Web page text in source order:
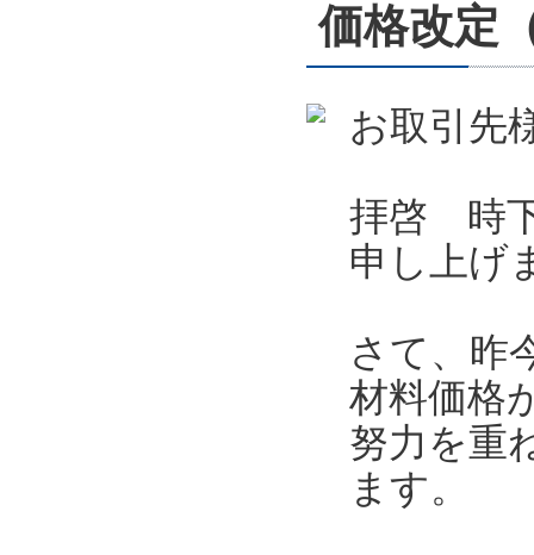
価格改定
お取引先
拝啓 時
申し上げ
さて、昨
材料価格
努力を重
ます。